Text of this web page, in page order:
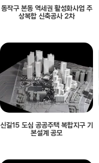
동작구 본동 역세권 활성화사업 주
상복합 신축공사 2차
신길15 도심 공공주택 복합지구 기
본설계 공모